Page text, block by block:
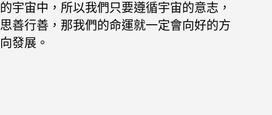
的宇宙中，所以我們只要遵循宇宙的意志，
思善行善，那我們的命運就一定會向好的方
向發展。